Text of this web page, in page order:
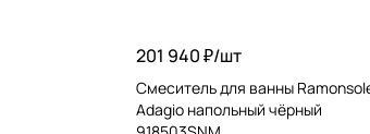
201 940 ₽/шт
Смеситель для ванны
Adagio напольный чёрный